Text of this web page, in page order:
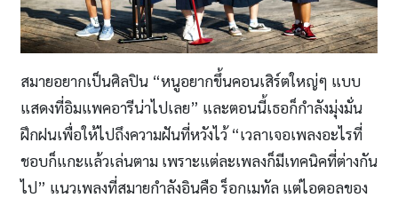
สมายอยากเป็นศิลปิน “หนูอยากขึ้นคอนเสิร์ตใหญ่ๆ แบบ
แสดงที่อิมแพคอารีน่าไปเลย” และตอนนี้เธอก็กำลังมุ่งมั่น
ฝึกฝนเพื่อให้ไปถึงความฝันที่หวังไว้ “เวลาเจอเพลงอะไรที่
ชอบก็แกะแล้วเล่นตาม เพราะแต่ละเพลงก็มีเทคนิคที่ต่างกัน
ไป” แนวเพลงที่สมายกำลังอินคือ ร็อกเมทัล แต่ไอดอลของ